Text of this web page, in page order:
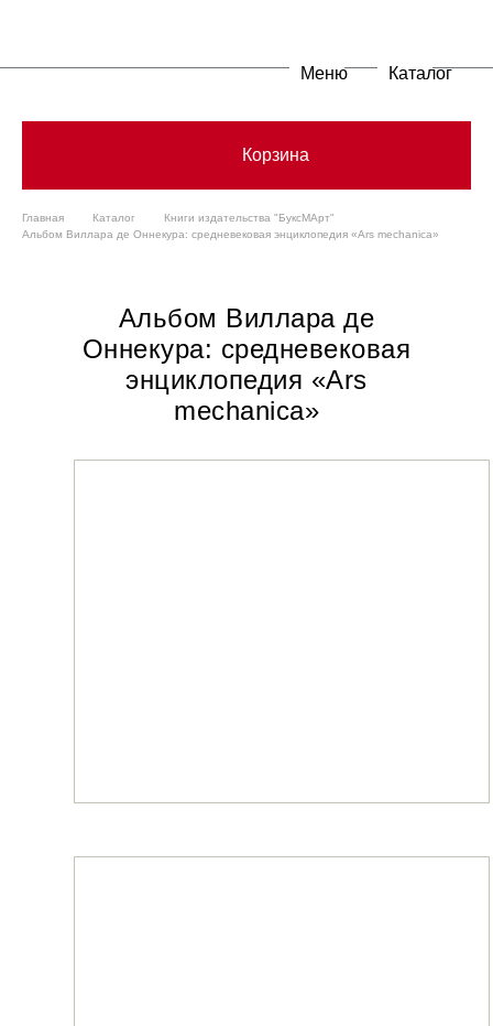
Меню Каталог
Корзина
Главная Каталог
Книги издательства "БуксМАрт"
Альбом Виллара де Оннекура: средневековая энциклопедия «Ars mechanica»
Альбом Виллара де
Оннекура: средневековая
энциклопедия «Ars
mechanica»